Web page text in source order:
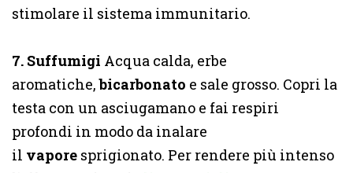
stimolare il sistema immunitario.
7. Suffumigi Acqua calda, erbe
aromatiche,bicarbonato e sale grosso. Copri la
testa con un asciugamano e fai respiri
profondi in modo da inalare
il vapore sprigionato. Per rendere più intenso